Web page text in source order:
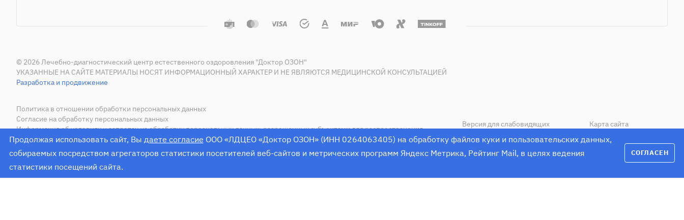
© 2026 Лечебно-диагностический центр естественного оздоровления "Доктор ОЗОН"
УКАЗАННЫЕ НА САЙТЕ МАТЕРИАЛЫ НОСЯТ ИНФОРМАЦИОННЫЙ ХАРАКТЕР И НЕ ЯВЛЯЮТСЯ МЕДИЦИНСКОЙ КОНСУЛЬТАЦИЕЙ
Разработка и продвижение
Политика в отношении обработки персональных данных
Согласие на обработку персональных данных
Информация об условиях и запретах на обработку персональных данных, разрешенных субъектами для распространения
Согласие на обработку персональных данных с помощью метрических программ
Версия для слабовидящих Карта сайта
Продолжая использовать сайт, Вы даете согласие ООО «ЛДЦЕО «Доктор ОЗОН» (ИНН 0264063405) на обработку файлов куки и пользовательских данных,
собираемых посредством агрегаторов статистики посетителей веб-сайтов и метрических программ Яндекс Метрика, Рейтинг Mail, в целях ведения
статистики посещений сайта.
СОГЛАСЕН
ИМЕЮТСЯ ПРОТИВОПОКАЗАНИЯ. НЕОБХОДИМА КОНСУЛЬТАЦИЯ СПЕЦИАЛИСТА